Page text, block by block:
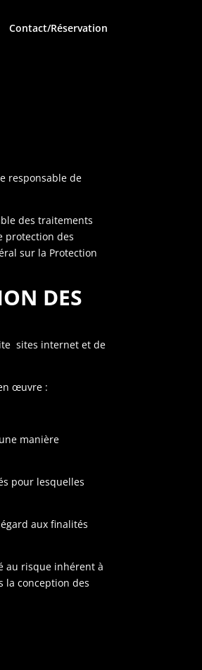
Contact/Réservation
responsable de
des traitements
protection des
sur la Protection
DES
sites internet et de
œuvre :
manière
pour lesquelles
aux finalités
au risque inhérent à
la conception des